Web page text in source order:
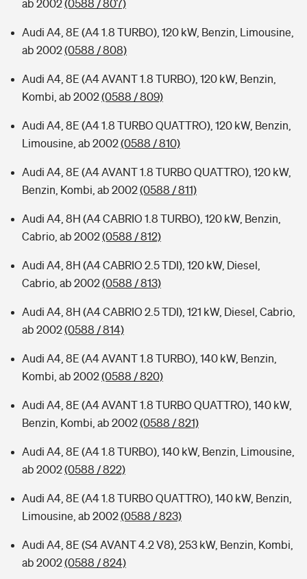
ab 2002(0588 / 807)
Audi A4, 8E (A4 1.8 TURBO), 120 kW, Benzin, Limousine,
ab 2002(0588 / 808)
Audi A4, 8E (A4 AVANT 1.8 TURBO), 120 kW, Benzin,
Kombi, ab 2002(0588 / 809)
Audi A4, 8E (A4 1.8 TURBO QUATTRO), 120 kW, Benzin,
Limousine, ab 2002(0588 / 810)
Audi A4, 8E (A4 AVANT 1.8 TURBO QUATTRO), 120 kW,
Benzin, Kombi, ab 2002(0588 / 811)
Audi A4, 8H (A4 CABRIO 1.8 TURBO), 120 kW, Benzin,
Cabrio, ab 2002(0588 / 812)
Audi A4, 8H (A4 CABRIO 2.5 TDI), 120 kW, Diesel,
Cabrio, ab 2002(0588 / 813)
Audi A4, 8H (A4 CABRIO 2.5 TDI), 121 kW, Diesel, Cabrio,
ab 2002(0588 / 814)
Audi A4, 8E (A4 AVANT 1.8 TURBO), 140 kW, Benzin,
Kombi, ab 2002(0588 / 820)
Audi A4, 8E (A4 AVANT 1.8 TURBO QUATTRO), 140 kW,
Benzin, Kombi, ab 2002(0588 / 821)
Audi A4, 8E (A4 1.8 TURBO), 140 kW, Benzin, Limousine,
ab 2002(0588 / 822)
Audi A4, 8E (A4 1.8 TURBO QUATTRO), 140 kW, Benzin,
Limousine, ab 2002(0588 / 823)
Audi A4, 8E (S4 AVANT 4.2 V8), 253 kW, Benzin, Kombi,
ab 2002(0588 / 824)